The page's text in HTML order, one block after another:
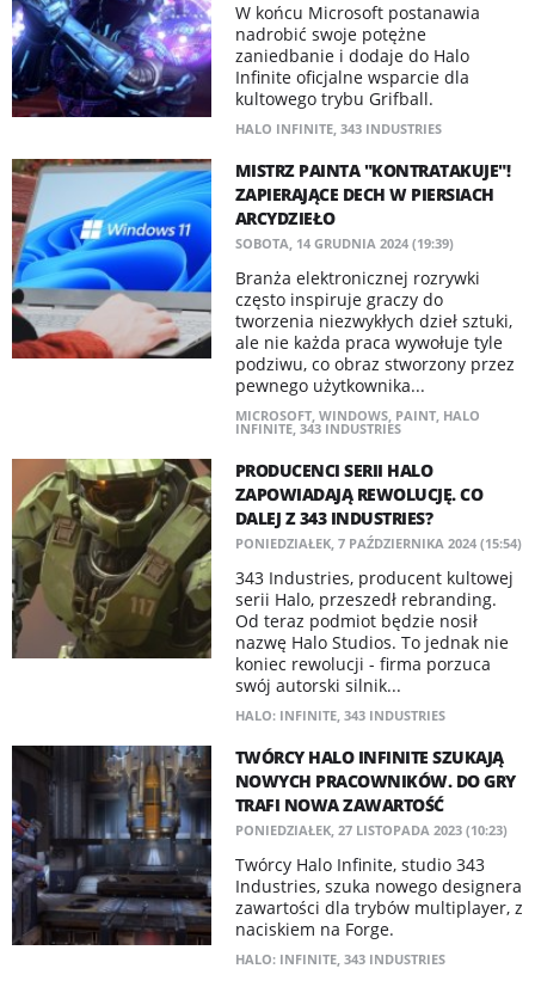
W końcu Microsoft postanawia
nadrobić swoje potężne
zaniedbanie i dodaje do Halo
Infinite oficjalne wsparcie dla
kultowego trybu Grifball.
HALO INFINITE, 343 INDUSTRIES
MISTRZ PAINTA "KONTRATAKUJE"!
ZAPIERAJĄCE DECH W PIERSIACH
ARCYDZIEŁO
SOBOTA, 14 GRUDNIA 2024 (19:39)
Branża elektronicznej rozrywki
często inspiruje graczy do
tworzenia niezwykłych dzieł sztuki,
ale nie każda praca wywołuje tyle
podziwu, co obraz stworzony przez
pewnego użytkownika...
MICROSOFT, WINDOWS, PAINT, HALO
INFINITE, 343 INDUSTRIES
PRODUCENCI SERII HALO
ZAPOWIADAJĄ REWOLUCJĘ. CO
DALEJ Z 343 INDUSTRIES?
PONIEDZIAŁEK, 7 PAŹDZIERNIKA 2024 (15:54)
343 Industries, producent kultowej
serii Halo, przeszedł rebranding.
Od teraz podmiot będzie nosił
nazwę Halo Studios. To jednak nie
koniec rewolucji - firma porzuca
swój autorski silnik...
HALO: INFINITE, 343 INDUSTRIES
TWÓRCY HALO INFINITE SZUKAJĄ
NOWYCH PRACOWNIKÓW. DO GRY
TRAFI NOWA ZAWARTOŚĆ
PONIEDZIAŁEK, 27 LISTOPADA 2023 (10:23)
Twórcy Halo Infinite, studio 343
Industries, szuka nowego designera
zawartości dla trybów multiplayer, z
naciskiem na Forge.
HALO: INFINITE, 343 INDUSTRIES